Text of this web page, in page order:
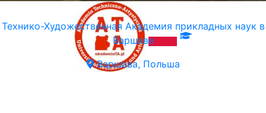
Технико-Художественная Академия прикладных наук в
Варшаве
Варшава, Польша